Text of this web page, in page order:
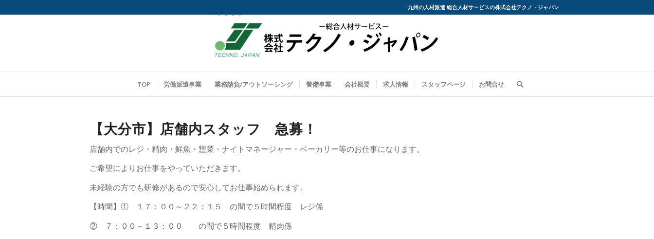
九州の人材派遣 総合人材サービスの株式会社テクノ・ジャパン
TOP 労働派遣事業 業務請負/アウトソーシング 警備事業 会社概要 求人情報 スタッフページ お問合せ
【大分市】店舗内スタッフ 急募！
店舗内でのレジ・精肉・鮮魚・惣菜・ナイトマネージャー・ベーカリー等のお仕事になります。
ご希望によりお仕事をやっていただきます。
未経験の方でも研修があるので安心してお仕事始められます。
【時間】① １７：００～２２：１５ の間で５時間程度 レジ係
② ７：００～１３：００ の間で５時間程度 精肉係